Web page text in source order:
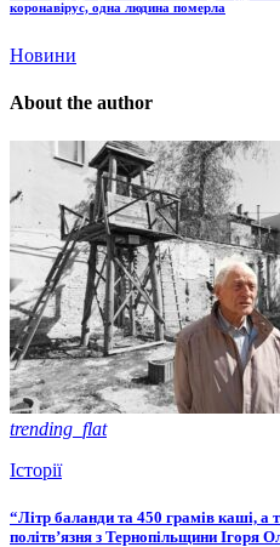
коронавірус, одна людина померла
Новини
About the author
trending_flat
Історії
“Літр баланди та 450 грамів каші, а
політв’язня з Тернопільщини Ігоря